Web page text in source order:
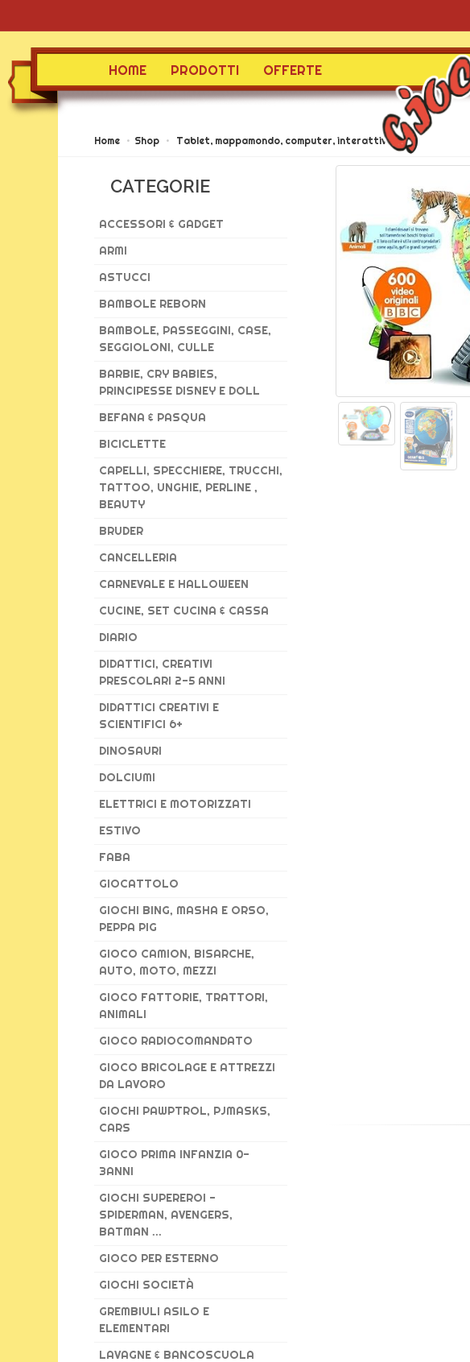
HOME PRODOTTI OFFERTE
Home Shop Tablet, mappamondo, computer, interattivi
CATEGORIE
ACCESSORI & GADGET
ARMI
ASTUCCI
BAMBOLE REBORN
BAMBOLE, PASSEGGINI, CASE,
SEGGIOLONI, CULLE
BARBIE, CRY BABIES,
PRINCIPESSE DISNEY E DOLL
BEFANA & PASQUA
BICICLETTE
CAPELLI, SPECCHIERE, TRUCCHI,
TATTOO, UNGHIE, PERLINE ,
BEAUTY
BRUDER
CANCELLERIA
CARNEVALE E HALLOWEEN
CUCINE, SET CUCINA & CASSA
DIARIO
DIDATTICI, CREATIVI
PRESCOLARI 2-5 ANNI
DIDATTICI CREATIVI E
SCIENTIFICI 6+
DINOSAURI
DOLCIUMI
ELETTRICI E MOTORIZZATI
ESTIVO
FABA
GIOCATTOLO
GIOCHI BING, MASHA E ORSO,
PEPPA PIG
GIOCO CAMION, BISARCHE,
AUTO, MOTO, MEZZI
GIOCO FATTORIE, TRATTORI,
ANIMALI
GIOCO RADIOCOMANDATO
GIOCO BRICOLAGE E ATTREZZI
DA LAVORO
GIOCHI PAWPTROL, PJMASKS,
CARS
GIOCO PRIMA INFANZIA 0-
3ANNI
GIOCHI SUPEREROI -
SPIDERMAN, AVENGERS,
BATMAN ...
GIOCO PER ESTERNO
GIOCHI SOCIETÀ
GREMBIULI ASILO E
ELEMENTARI
LAVAGNE & BANCOSCUOLA